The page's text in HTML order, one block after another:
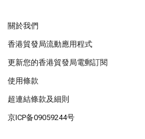
關於我們
香港貿發局流動應用程式
更新您的香港貿發局電郵訂閱
使用條款
超連結條款及細則
京ICP备09059244号